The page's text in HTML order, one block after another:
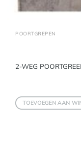
POORTGREPEN
2-WEG
TOEVOEGEN AAN